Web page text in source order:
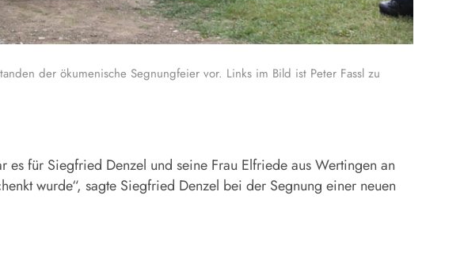
der ökumenische Segnungfeier vor. Links im Bild ist Peter Fassl zu
für Siegfried Denzel und seine Frau Elfriede aus Wertingen an
wurde“, sagte Siegfried Denzel bei der Segnung einer neuen